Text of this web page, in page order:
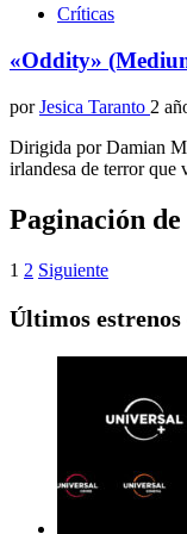
Críticas
«Oddity»
por Jesica Taranto 2
Dirigida por Damian
irlandesa de terror que
Paginación
1 2 Siguiente
Últimos